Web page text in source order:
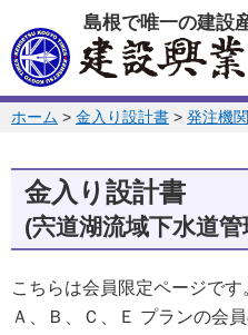
このページの本文へ
島根で唯一の建設
このページの位置:
ホーム > 金入り設計書 > 発注機関
金入り設計書
(宍道湖流域下水道
こちらは会員限定ページです
Ａ、Ｂ、Ｃ、Ｅ プランの会